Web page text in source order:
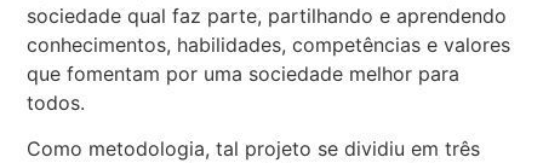
sociedade qual faz parte, partilhando e aprendendo
conhecimentos, habilidades, competências e valores
que fomentam por uma sociedade melhor para
todos.
Como metodologia, tal projeto se dividiu em três